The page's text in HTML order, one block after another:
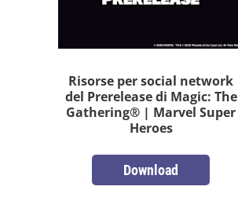
Risorse per social network
del Prerelease di Magic: The
Gathering® | Marvel Super
Heroes
Download